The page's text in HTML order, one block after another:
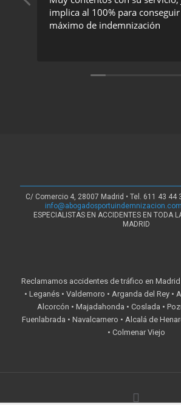
implica al 100% para
máximo de indemnización
C/ Comercio 4, 28007 Madrid • Tel. 611 43 44
info@abogadosportuindemnizacion.com
ESPECIALISTAS EN ACCIDENTES EN TODA
MADRID
Reclamamos accidentes de tráfico en
• Leganés • Valdemoro • Arganda del Rey •
Alcorcón • Majadahonda • Coslada •
Fuenlabrada • Navalcarnero • Alcalá de
• Colmenar Viejo